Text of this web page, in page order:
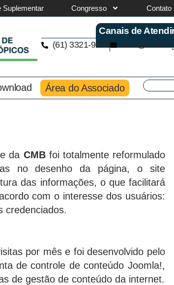
Suplementar Congresso Contato
Canais de
(61) 3321-9563
Área do Associado
da CMB foi totalmente reformulado
no desenho da página, o site
das informações, o que facilitará
com o interesse dos usuários:
credenciados.
por mês e foi desenvolvido pelo
de controle de conteúdo Joomla!,
de gestão de conteúdo da internet.